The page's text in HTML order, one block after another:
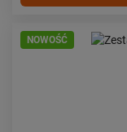
NOWOŚĆ